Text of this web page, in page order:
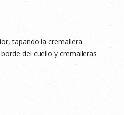
tapando la cremallera
del cuello y cremalleras